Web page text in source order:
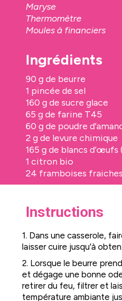
Maryse
Thermomètre
Moules à financiers
Ingrédients
90 g de beurre
1 pincée de sel
160 g de sucre glace
65 g de farine T45
60 g de poudre
2 g de levure chimique
165 g de blancs
1 citron bio
24 framboises fraiches
Instructions
1. Dans une casserole,
laisser cuire jusqu’à
2. Lorsque le beurre
et dégage une bonne
retirer du feu, filtrer et
température ambiante